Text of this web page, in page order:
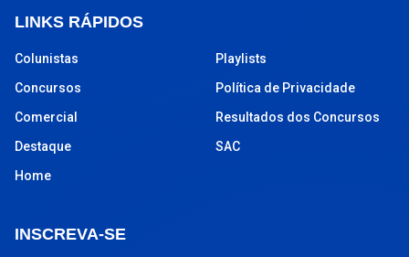
LINKS RÁPIDOS
Colunistas
Concursos
Comercial
Destaque
Home
Playlists
Política de Privacidade
Resultados dos Concursos
SAC
INSCREVA-SE